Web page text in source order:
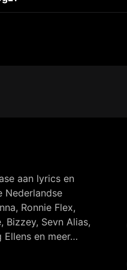
aan lyrics en
Nederlandse
Ronnie Flex,
Bizzey, Sevn Alias,
Ellens en meer…